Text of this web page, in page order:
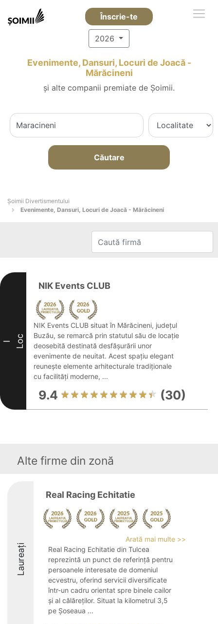
Înscrie-te
2026
Evenimente, Dansuri, Locuri de Joacă -
Mărăcineni
și alte companii premiate de Șoimii.
Căutare
Şoimii Divertismentului
Evenimente, Dansuri, Locuri de Joacă - Mărăcineni
I Loc
NIK Events CLUB
NIK Events CLUB situat în Mărăcineni, județul
Buzău, se remarcă prin statutul său de locație
deosebită destinată desfășurării unor
evenimente de neuitat. Acest spațiu elegant
reunește elemente arhitecturale tradiționale
cu facilități moderne, ...
9.4 (30)
Alte firme din zonă
Laureați
Real Racing Echitatie
Arată mai multe >>
Real Racing Echitatie din Tulcea
reprezintă un punct de referință pentru
persoanele interesate de domeniul
ecvestru, oferind servicii diversificate
într-un cadru orientat spre binele cailor
și al călăreților. Situat la kilometrul 3,5
pe Șoseaua ...